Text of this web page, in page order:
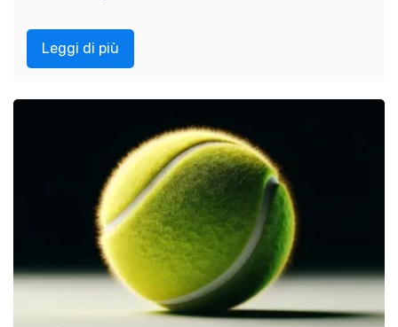
Leggi di più